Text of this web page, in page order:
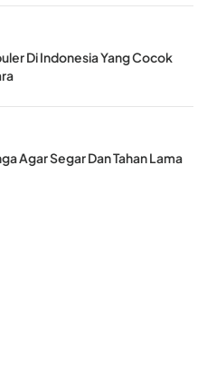
Di Indonesia Yang Cocok
Agar Segar Dan Tahan Lama